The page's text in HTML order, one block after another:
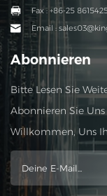
Fax : +86-25
Email :
Abonnieren
Bitte Lesen Sie
Abonnieren Sie
Willkommen, Uns